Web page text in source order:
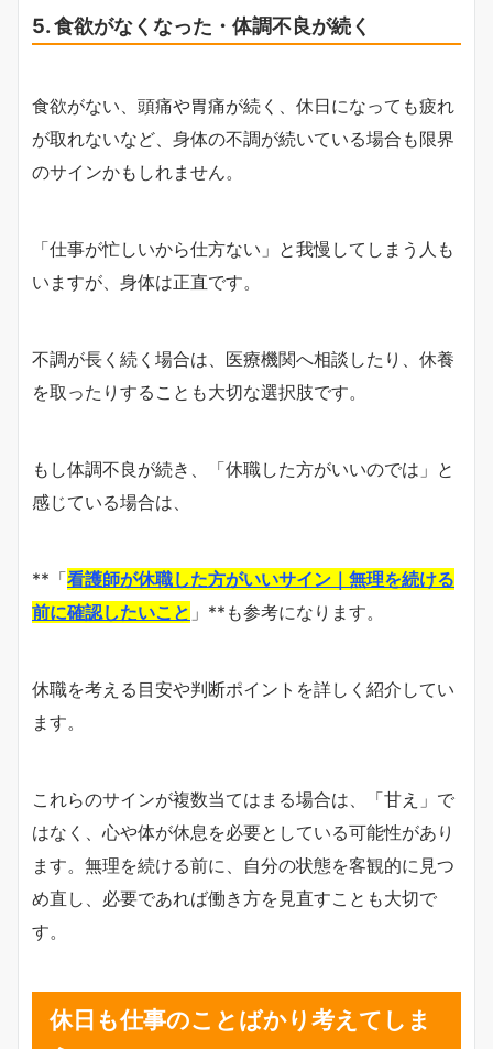
5. 食欲がなくなった・体調不良が続く
食欲がない、頭痛や胃痛が続く、休日になっても疲れ
が取れないなど、身体の不調が続いている場合も限界
のサインかもしれません。
「仕事が忙しいから仕方ない」と我慢してしまう人も
いますが、身体は正直です。
不調が長く続く場合は、医療機関へ相談したり、休養
を取ったりすることも大切な選択肢です。
もし体調不良が続き、「休職した方がいいのでは」と
感じている場合は、
**「看護師が休職した方がいいサイン｜無理を続ける
前に確認したいこと 」**も参考になります。
休職を考える目安や判断ポイントを詳しく紹介してい
ます。
これらのサインが複数当てはまる場合は、「甘え」で
はなく、心や体が休息を必要としている可能性があり
ます。無理を続ける前に、自分の状態を客観的に見つ
め直し、必要であれば働き方を見直すことも大切で
す。
休日も仕事のことばかり考えてしま